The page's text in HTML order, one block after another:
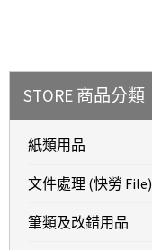
STORE 商品分類
紙類用品
文件處理 (快勞 File)
筆類及改錯用品